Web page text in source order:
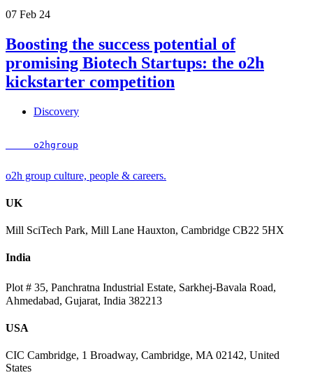
07 Feb 24
Boosting the success potential of
promising Biotech Startups: the o2h
kickstarter competition
Discovery
     o2hgroup
o2h group culture, people & careers.
UK
Mill SciTech Park, Mill Lane Hauxton, Cambridge CB22 5HX
India
Plot # 35, Panchratna Industrial Estate, Sarkhej-Bavala Road,
Ahmedabad, Gujarat, India 382213
USA
CIC Cambridge, 1 Broadway, Cambridge, MA 02142, United
States